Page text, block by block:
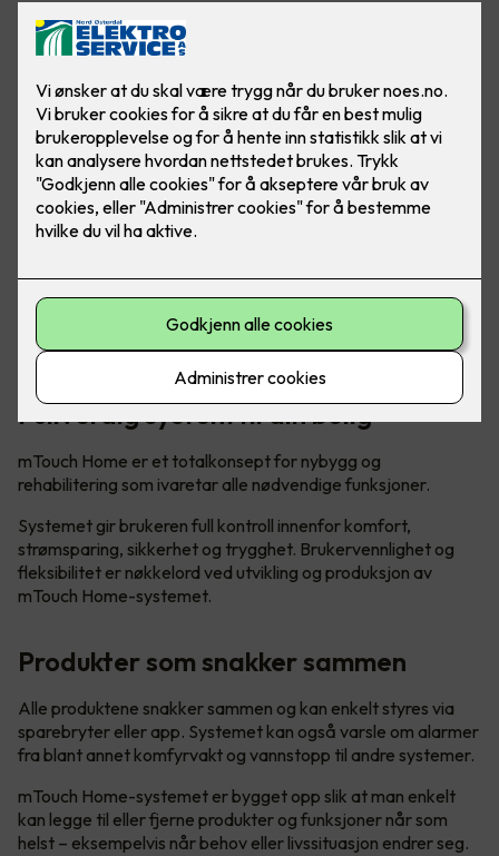
Foto: CTM Lyng
Fullverdig system til din bolig
mTouch Home er et totalkonsept for nybygg og
rehabilitering som ivaretar alle nødvendige funksjoner.
Systemet gir brukeren full kontroll innenfor komfort,
strømsparing, sikkerhet og trygghet. Brukervennlighet og
fleksibilitet er nøkkelord ved utvikling og produksjon av
mTouch Home-systemet.
Produkter som snakker sammen
Alle produktene snakker sammen og kan enkelt styres via
sparebryter eller app. Systemet kan også varsle om alarmer
fra blant annet komfyrvakt og vannstopp til andre systemer.
mTouch Home-systemet er bygget opp slik at man enkelt
kan legge til eller fjerne produkter og funksjoner når som
helst – eksempelvis når behov eller livssituasjon endrer seg.